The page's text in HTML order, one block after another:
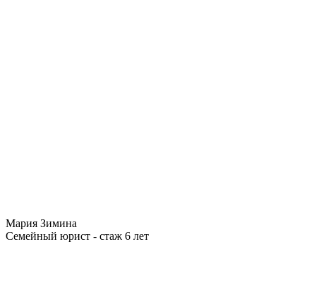
Мария Зимина
Семейный юрист - стаж 6 лет